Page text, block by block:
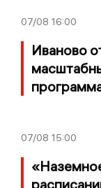
07/08 16:00
Иваново
07/08 15:00